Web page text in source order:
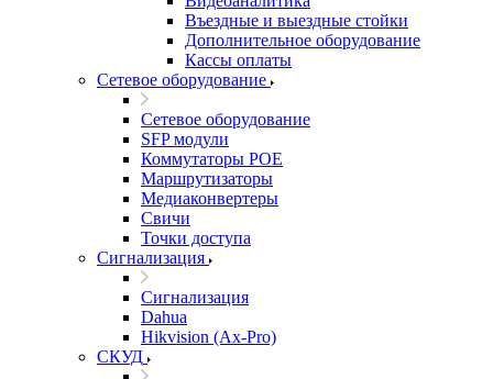
Въездные и выездные стойки
Дополнительное оборудование
Кассы оплаты
Сетевое оборудование
Сетевое оборудование
SFP модули
Коммутаторы POE
Маршрутизаторы
Медиаконвертеры
Свичи
Точки доступа
Сигнализация
Сигнализация
Dahua
Hikvision (Ax-Pro)
СКУД